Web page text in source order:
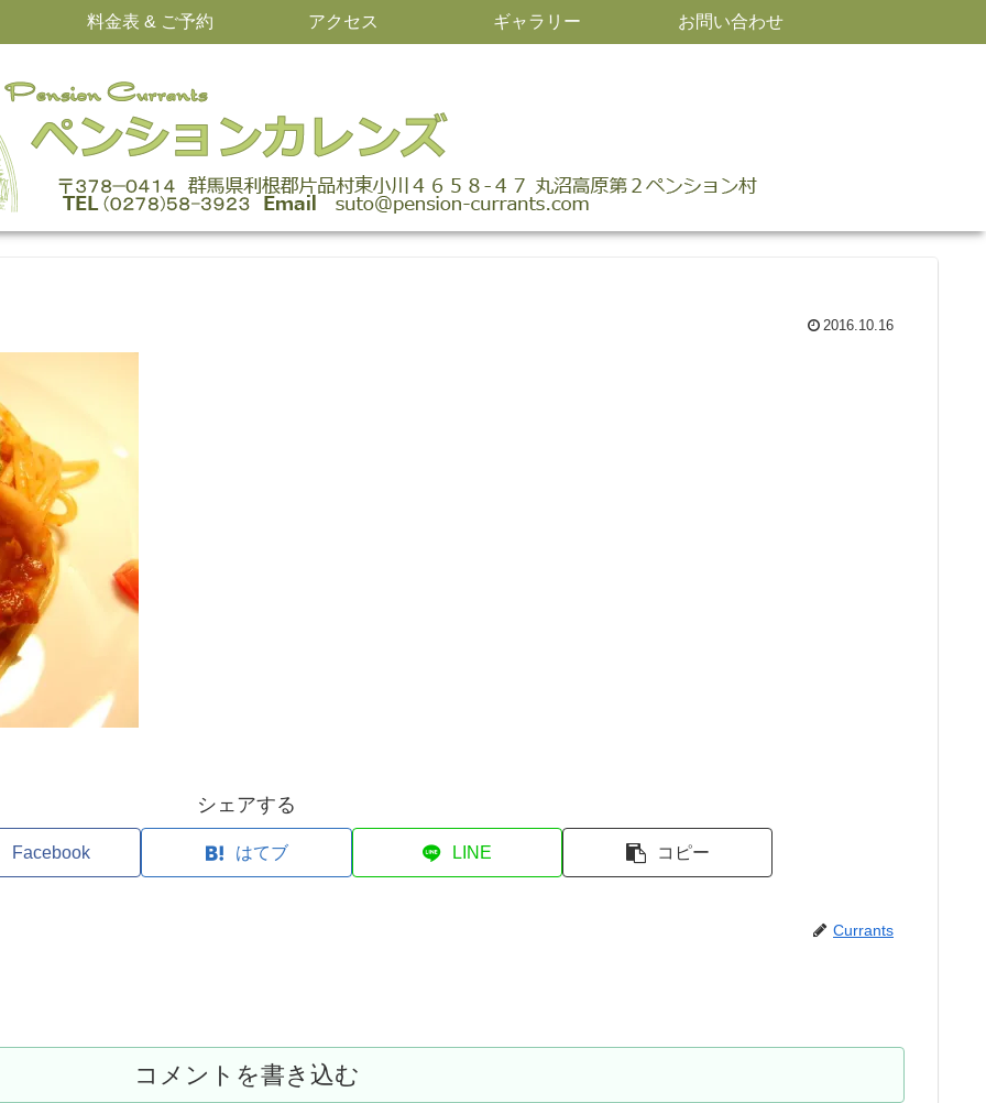
料金表 & ご予約 アクセス ギャラリー お問い合わせ
2016.10.16
シェアする
Facebook はてブ LINE コピー
Currants
コメントを書き込む